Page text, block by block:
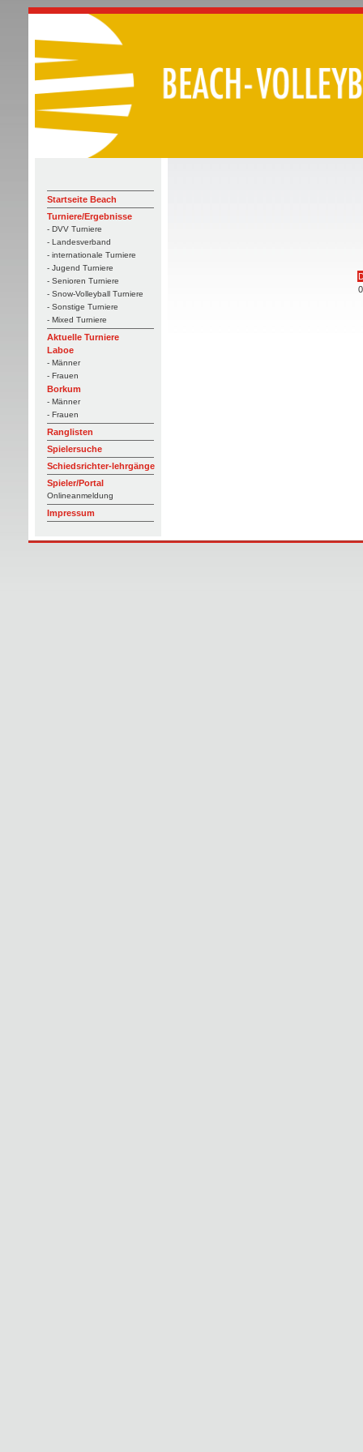
Startseite Beach
Turniere/Ergebnisse
- DVV Turniere
- Landesverband
- internationale Turniere
- Jugend Turniere
- Senioren Turniere
- Snow-Volleyball Turniere
- Sonstige Turniere
- Mixed Turniere
Aktuelle Turniere
Laboe
- Männer
- Frauen
Borkum
- Männer
- Frauen
Ranglisten
Spielersuche
Schiedsrichter-lehrgänge
Spieler/Portal
Onlineanmeldung
Impressum